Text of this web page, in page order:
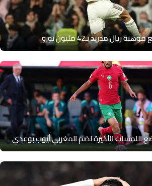
مدريد بـ42 مليون يورو
الأخيرة لضم المغربي أيوب بوعدي